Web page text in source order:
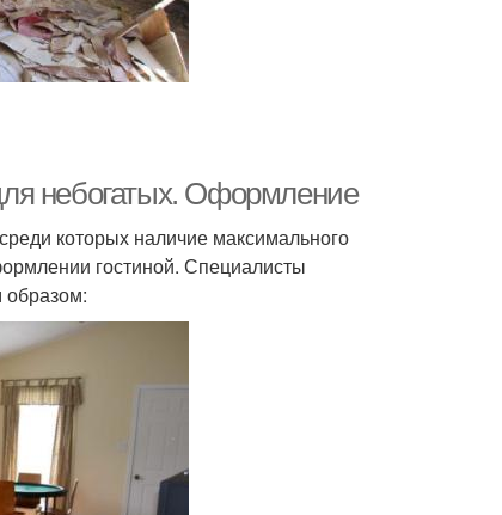
небогатых. Оформление
которых наличие максимального
гостиной. Специалисты
образом: